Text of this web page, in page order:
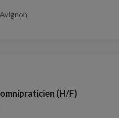
(H/F)